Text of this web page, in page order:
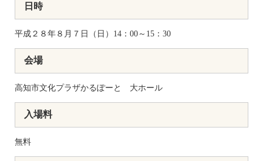
日時
平成２８年８月７日（日）14：00～15：30
会場
高知市文化プラザかるぽーと 大ホール
入場料
無料